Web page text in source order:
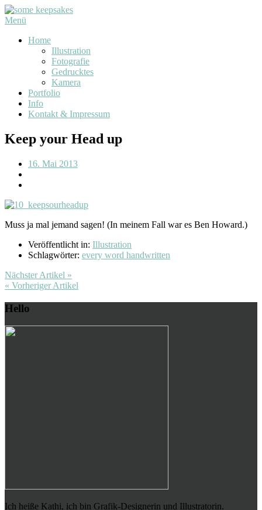
Menü
Home
Illustration
Fotografie
Gedrucktes
Kamera
Portfolio
Info
Kontakt & Impressum
Keep your Head up
16. Mai 2013
Muss ja mal jemand sagen! (In meinem Fall war es Ben Howard.)
Veröffentlicht in: Illustration
Schlagwörter: every word handwritten
Nächster Artikel »
« Vorheriger Artikel
Hello
Ich heiße Kathi, ich bin Grafik-Designerin und Illustratorin.